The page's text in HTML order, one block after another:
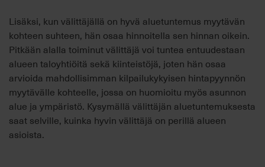
Lisäksi, kun välittäjällä on hyvä aluetuntemus myytävän
kohteen suhteen, hän osaa hinnoitella sen hinnan oikein.
Pitkään alalla toiminut välittäjä voi tuntea entuudestaan
alueen taloyhtiöitä sekä kiinteistöjä, joten hän osaa
arvioida mahdollisimman kilpailukykyisen hintapyynnön
myytävälle kohteelle, jossa on huomioitu myös asunnon
alue ja ympäristö. Kysymällä välittäjän aluetuntemuksesta
saat selville, kuinka hyvin välittäjä on perillä alueen
asioista.